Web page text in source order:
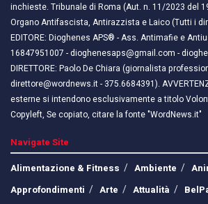
inchieste. Tribunale di Roma (Aut. n. 11/2023 del
Organo Antifascista, Antirazzista e Laico (Tutti i
EDITORE: Dioghenes APS® - Ass. Antimafie e
16847951007 - dioghenesaps@gmail.com -
DIRETTORE: Paolo De Chiara (giornalista
direttore@wordnews.it - ​​375.6684391).
esterne si intendono esclusivamente a titolo
Copyleft, Se copiato, citare la fonte "WordNews.it"
Navigate Site
Alimentazione & Fitness
Ambiente
Approfondimenti
Arte Attualità